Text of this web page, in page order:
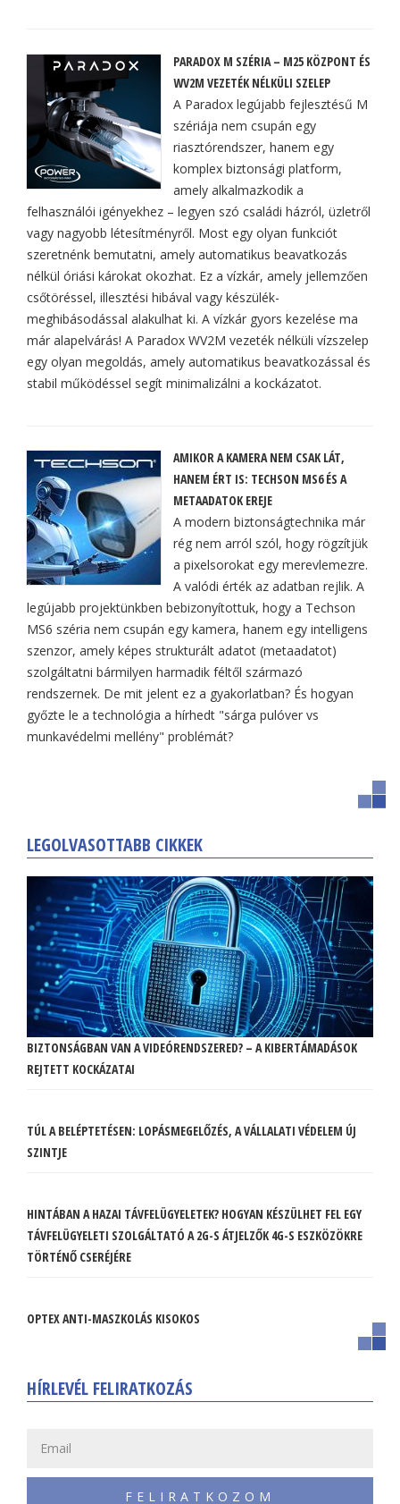
PARADOX M SZÉRIA – M25 KÖZPONT ÉS
WV2M VEZETÉK NÉLKÜLI SZELEP
A Paradox legújabb fejlesztésű M
szériája nem csupán egy
riasztórendszer, hanem egy
komplex biztonsági platform,
amely alkalmazkodik a
felhasználói igényekhez – legyen szó családi házról, üzletről
vagy nagyobb létesítményről. Most egy olyan funkciót
szeretnénk bemutatni, amely automatikus beavatkozás
nélkül óriási károkat okozhat. Ez a vízkár, amely jellemzően
csőtöréssel, illesztési hibával vagy készülék-
meghibásodással alakulhat ki. A vízkár gyors kezelése ma
már alapelvárás! A Paradox WV2M vezeték nélküli vízszelep
egy olyan megoldás, amely automatikus beavatkozással és
stabil működéssel segít minimalizálni a kockázatot.
AMIKOR A KAMERA NEM CSAK LÁT,
HANEM ÉRT IS: TECHSON MS6 ÉS A
METAADATOK EREJE
A modern biztonságtechnika már
rég nem arról szól, hogy rögzítjük
a pixelsorokat egy merevlemezre.
A valódi érték az adatban rejlik. A
legújabb projektünkben bebizonyítottuk, hogy a Techson
MS6 széria nem csupán egy kamera, hanem egy intelligens
szenzor, amely képes strukturált adatot (metaadatot)
szolgáltatni bármilyen harmadik féltől származó
rendszernek. De mit jelent ez a gyakorlatban? És hogyan
győzte le a technológia a hírhedt "sárga pulóver vs
munkavédelmi mellény" problémát?
LEGOLVASOTTABB CIKKEK
BIZTONSÁGBAN VAN A VIDEÓRENDSZERED? – A KIBERTÁMADÁSOK
REJTETT KOCKÁZATAI
TÚL A BELÉPTETÉSEN: LOPÁSMEGELŐZÉS, A VÁLLALATI VÉDELEM ÚJ
SZINTJE
HINTÁBAN A HAZAI TÁVFELÜGYELETEK? HOGYAN KÉSZÜLHET FEL EGY
TÁVFELÜGYELETI SZOLGÁLTATÓ A 2G-S ÁTJELZŐK 4G-S ESZKÖZÖKRE
TÖRTÉNŐ CSERÉJÉRE
OPTEX ANTI-MASZKOLÁS KISOKOS
HÍRLEVÉL FELIRATKOZÁS
FELIRATKOZOM